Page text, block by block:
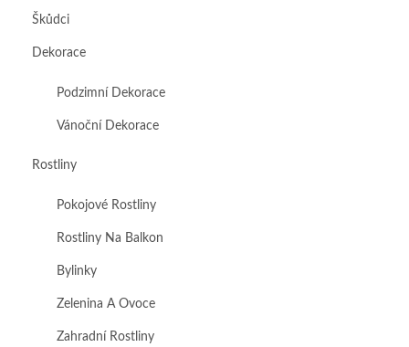
Škůdci
Dekorace
Podzimní Dekorace
Vánoční Dekorace
Rostliny
Pokojové Rostliny
Rostliny Na Balkon
Bylinky
Zelenina A Ovoce
Zahradní Rostliny